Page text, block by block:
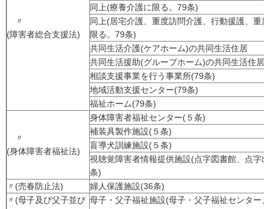
〃
(障害者総合支援法)
同上(療養介護に限る。79条)
同上(居宅介護、重度訪問介護、行動援護、重
限る。79条)
共同生活介護(ケアホーム)の共同生活住居
共同生活援助(グループホーム)の共同生活住居
相談支援事業を行う事業所(79条)
地域活動支援センター(79条)
福祉ホーム(79条)
〃
(身体障害者福祉法)
身体障害者福祉センター(５条)
補装具製作施設(５条)
盲導犬訓練施設(５条)
視聴覚障害者情報提供施設(点字図書館、点字
条)
〃(売春防止法)
婦人保護施設(36条)
〃(母子及び父子並び 母子・父子福祉施設(母子・父子福祉センター